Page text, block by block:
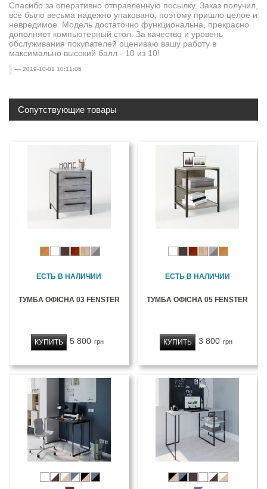
Спасибо за оперативно отправленную посылку. Заказ получил,
все было весьма надежно упаковано, поэтому пришло целое и
невредимое. Модель достаточно функциональна, прекрасно
дополняет компьютерный стол. За качество и уровень
обслуживания покупателей оцениваю вашу работу в
максимально высокий балл - 10 из 10!
2019-10-01 10:11:05
Сопутствующие товары
ЕСТЬ В НАЛИЧИИ
ТУМБА ОФІСНА 03 FENSTER
5 800 грн
КУПИТЬ
ЕСТЬ В НАЛИЧИИ
ТУМБА ОФІСНА 05 FENSTER
3 800 грн
КУПИТЬ